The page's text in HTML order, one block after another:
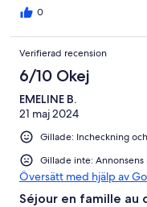
0
Verifierad recension
6/10 Okej
EMELINE B.
21 maj 2024
Gillade: Incheckning
Gillade inte:
Översätt med hjälp av
Séjour en famille au